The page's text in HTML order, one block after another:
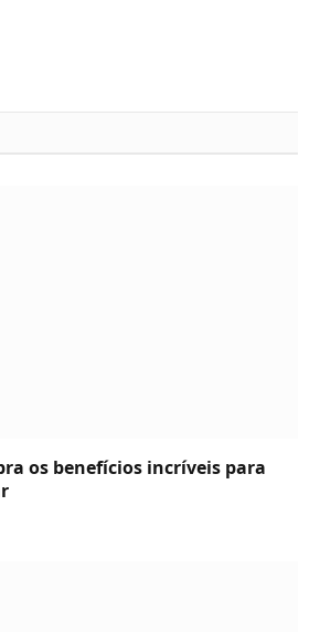
os benefícios incríveis para